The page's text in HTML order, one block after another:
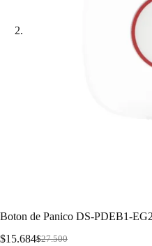
Boton de Panico DS-PDEB1-
$27.500
$15.684